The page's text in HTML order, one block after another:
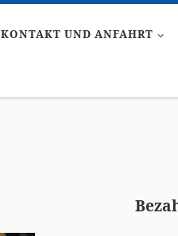
KONTAKT UND ANFAHRT